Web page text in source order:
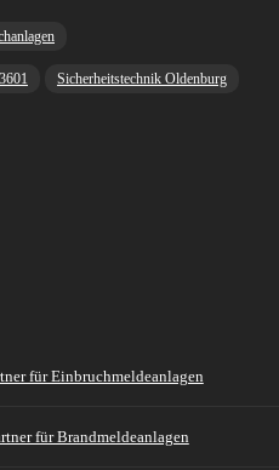
Sicherheitstechnik Oldenburg
für Einbruchmeldeanlagen
für Brandmeldeanlagen